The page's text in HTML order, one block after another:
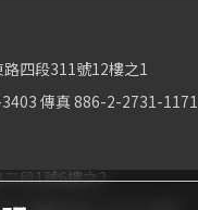
四段311號12樓之1
傳真 886-2-2731-1171
段1號6樓之2